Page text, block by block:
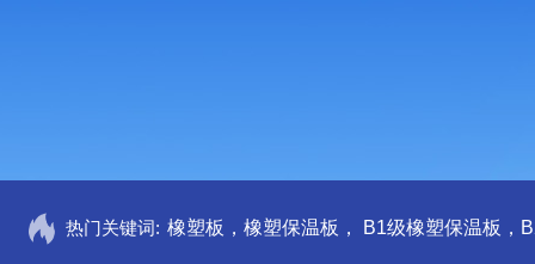
热门关键词: